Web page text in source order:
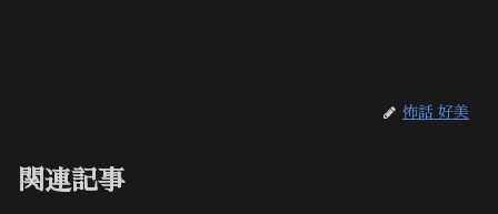
怖話 好美
関連記事